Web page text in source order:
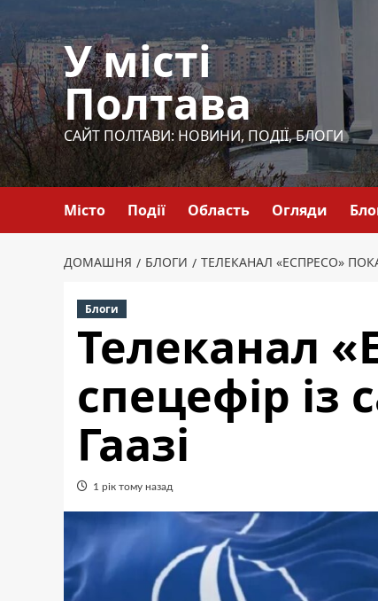
до
вмісту
У місті
Полтава
САЙТ ПОЛТАВИ: НОВИНИ, ПОДІЇ, БЛОГИ
Місто Події Область Огляди
ДОМАШНЯ БЛОГИ ТЕЛЕКАНАЛ «ЕСПРЕСО»
Блоги
Телеканал
спецефір із
Гаазі
1 рік тому назад